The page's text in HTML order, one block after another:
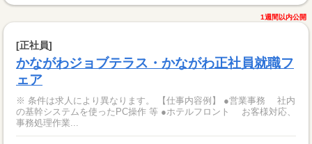
1週間以内公開
[正社員]
かながわジョブテラス・かながわ正社員就職フ
ェア
※ 条件は求人により異なります。 【仕事内容例】 ●営業事務 社内
の基幹システムを使ったPC操作 等 ●ホテルフロント お客様対応、
事務処理作業...